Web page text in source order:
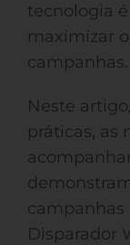
tecnologia
maximizar
campanhas.
Neste
práticas, as
campanhas
Disparador